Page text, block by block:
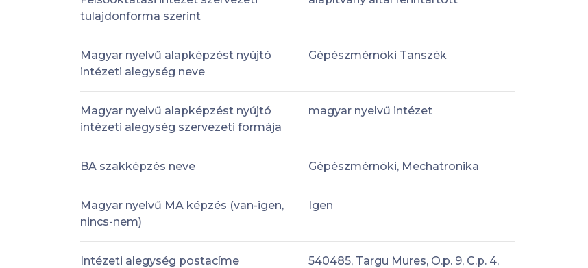
tulajdonforma szerint
Magyar nyelvű alapképzést nyújtó
intézeti alegység neve
Gépészmérnöki Tanszék
Magyar nyelvű alapképzést nyújtó
intézeti alegység szervezeti formája
magyar nyelvű intézet
BA szakképzés neve Gépészmérnöki, Mechatronika
Magyar nyelvű MA képzés (van-igen,
nincs-nem)
Igen
Intézeti alegység postacíme
540485, Targu Mures, O.p. 9, C.p. 4,